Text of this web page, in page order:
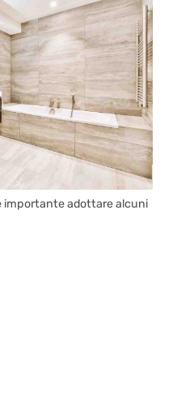
importante adottare alcuni